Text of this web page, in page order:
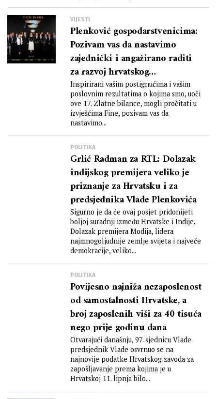
VIJESTI
Plenković gospodarstvenicima:
Pozivam vas da nastavimo
zajednički i angažirano raditi
za razvoj hrvatskog
gospodarstva
Inspirirani vašim postignućima i vašim
poslovnim rezultatima o kojima smo, uoči
ove 17. Zlatne bilance, mogli pročitati u
izvješćima Fine, pozivam vas da
nastavimo...
POLITIKA
Grlić Radman za RTL: Dolazak
indijskog premijera veliko je
priznanje za Hrvatsku i za
predsjednika Vlade Plenkovića
Sigurno je da će ovaj posjet pridonijeti
boljoj suradnji između Hrvatske i Indije.
Dolazak premijera Modija, lidera
najmnogoljudnije zemlje svijeta i najveće
demokracije, veliko...
POLITIKA
Povijesno najniža nezaposlenost
od samostalnosti Hrvatske, a
broj zaposlenih viši za 40 tisuća
nego prije godinu dana
Otvarajući današnju, 97. sjednicu Vlade
predsjednik Vlade osvrnuo se na
najnovije podatke Hrvatskog zavoda za
zapošljavanje prema kojima je u
Hrvatskoj 11. lipnja bilo...